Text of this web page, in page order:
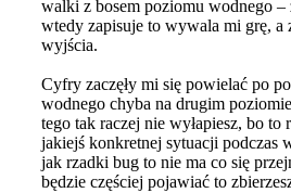
walki z bosem poziomu wodnego –
wtedy zapisuje to wywala mi grę, a
wyjścia.
Cyfry zaczęły mi się powielać po
wodnego chyba na drugim
tego tak raczej nie wyłapiesz, bo to
jakiejś konkretnej sytuacji podczas
jak rzadki bug to nie ma co się
będzie częściej pojawiać to